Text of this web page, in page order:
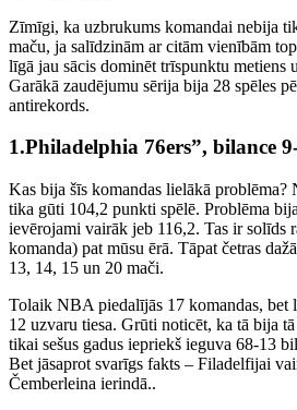
Zīmīgi, ka uzbrukums komandai nebija
maču, ja salīdzinām ar citām vienībām
līgā jau sācis dominēt trīspunktu metiens
Garākā zaudējumu sērija bija 28 spēles
antirekords.
1.Philadelphia 76ers”, bilance
Kas bija šīs komandas lielākā
tika gūti 104,2 punkti spēlē. Problēma
ievērojami vairāk jeb 116,2. Tas ir solīds
komanda) pat mūsu ērā. Tāpat četras
13, 14, 15 un 20 mači.
Tolaik NBA piedalījās 17 komandas, bet
12 uzvaru tiesa. Grūti noticēt, ka tā bija
tikai sešus gadus iepriekš ieguva 68-13
Bet jāsaprot svarīgs fakts – Filadelfijai
Čemberleina ierindā..